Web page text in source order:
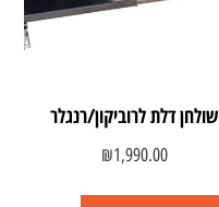
שולחן דלת לרוביקון/רנגלר
₪1,990.00